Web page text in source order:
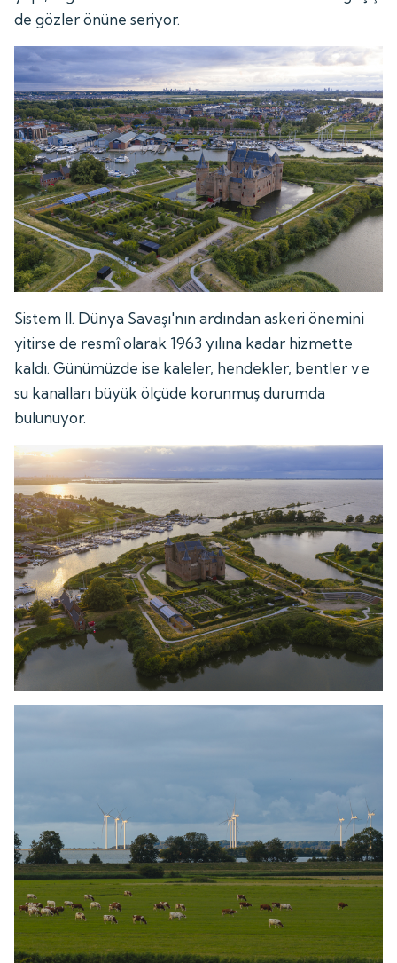
de gözler önüne seriyor.
Sistem II. Dünya Savaşı'nın ardından askeri önemini
yitirse de resmî olarak 1963 yılına kadar hizmette
kaldı. Günümüzde ise kaleler, hendekler, bentler ve
su kanalları büyük ölçüde korunmuş durumda
bulunuyor.